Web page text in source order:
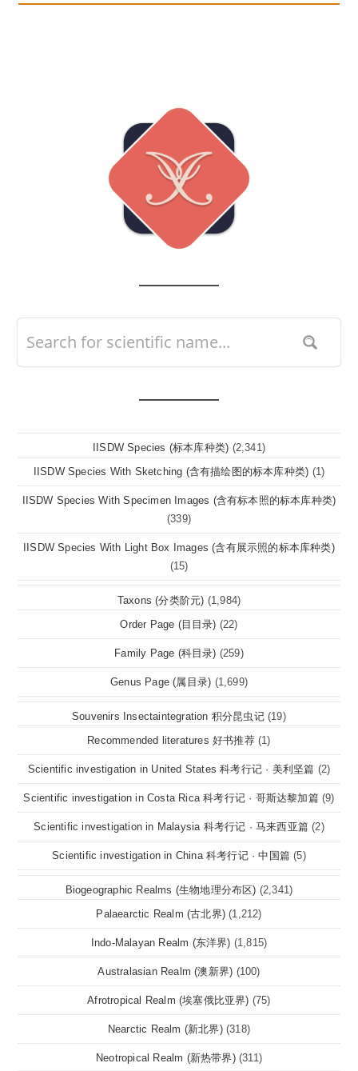
IISDW Species (标本库种类) (2,341)
IISDW Species With Sketching (含有描绘图的标本库种类) (1)
IISDW Species With Specimen Images (含有标本照的标本库种类)
(339)
IISDW Species With Light Box Images (含有展示照的标本库种类)
(15)
Taxons (分类阶元) (1,984)
Order Page (目目录) (22)
Family Page (科目录) (259)
Genus Page (属目录) (1,699)
Souvenirs Insectaintegration 积分昆虫记 (19)
Recommended literatures 好书推荐 (1)
Scientific investigation in United States 科考行记 · 美利坚篇 (2)
Scientific investigation in Costa Rica 科考行记 · 哥斯达黎加篇 (9)
Scientific investigation in Malaysia 科考行记 · 马来西亚篇 (2)
Scientific investigation in China 科考行记 · 中国篇 (5)
Biogeographic Realms (生物地理分布区) (2,341)
Palaearctic Realm (古北界) (1,212)
Indo-Malayan Realm (东洋界) (1,815)
Australasian Realm (澳新界) (100)
Afrotropical Realm (埃塞俄比亚界) (75)
Nearctic Realm (新北界) (318)
Neotropical Realm (新热带界) (311)